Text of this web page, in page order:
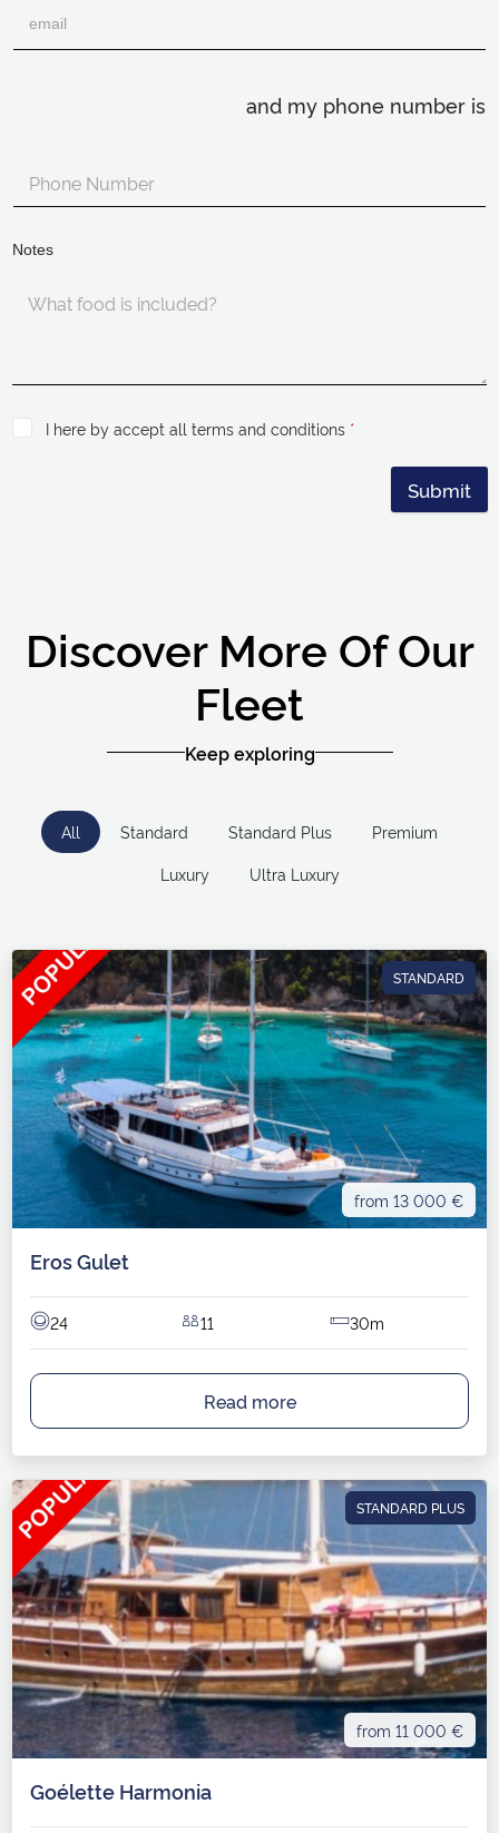
and my phone number is
Notes
I here by accept all terms and conditions *
Submit
Discover More Of Our
Fleet
Keep exploring
All Standard Standard Plus
Premium
Luxury
Ultra Luxury
STANDARD
from 13 000 €
Eros Gulet
24 11 30m
Read more
STANDARD PLUS
from 11 000 €
Goélette Harmonia